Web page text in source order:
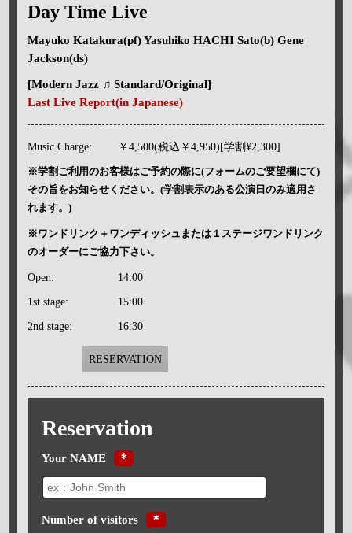
Day Time Live
Mayuko Katakura(pf) Yasuhiko HACHI Sato(b) Gene
Jackson(ds)
[Modern Jazz ♫ Standard/Original]
Last Live Report(in Japanese)
Music Charge: ￥4,500(税込￥4,950)[学割¥2,300]
※学割ご利用のお客様はご予約の際に(フォームのご要望欄にて)
その旨をお知らせください。(学割表示のある公演日のみ適用さ
れます。)
※ワンドリンク＋ワンディッシュまたは１ステージワンドリンク
のオーダーにご協力下さい。
Open: 14:00
1st stage: 15:00
2nd stage: 16:30
RESERVATION
Reservation
Your NAME ＊
Number of visitors ＊